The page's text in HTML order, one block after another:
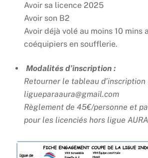
Avoir sa licence 2025
Avoir son B2
Avoir déjà volé au moins 10 mins
coéquipiers en soufflerie.
Modalités d’inscription :
Retourner le tableau
ligueparaaura@gmail.com
Règlement de 45€/personne et
pour les licenciés hors ligue